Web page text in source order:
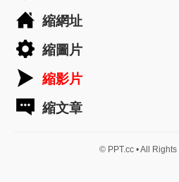
縮網址
縮圖片
縮影片
縮文章
© PPT.cc • All